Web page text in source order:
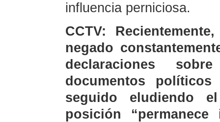
influencia perniciosa.
CCTV:
negado
declaraciones
documentos
seguido eludiendo
posición